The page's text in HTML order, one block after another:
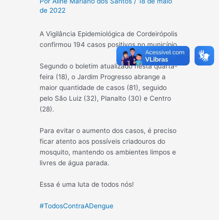
de 2022
A Vigilância Epidemiológica de Cordeirópolis
confirmou 194 casos positivos no município.
Segundo o boletim atualizado nesta quarta-
feira (18), o Jardim Progresso abrange a
maior quantidade de casos (81), seguido
pelo São Luiz (32), Planalto (30) e Centro
(28).
Para evitar o aumento dos casos, é preciso
ficar atento aos possíveis criadouros do
mosquito, mantendo os ambientes limpos e
livres de água parada.
Essa é uma luta de todos nós!
#TodosContraADengue